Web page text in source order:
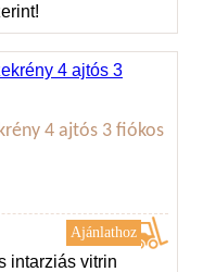
4 ajtós 3 fiókos
intarziás vitrin